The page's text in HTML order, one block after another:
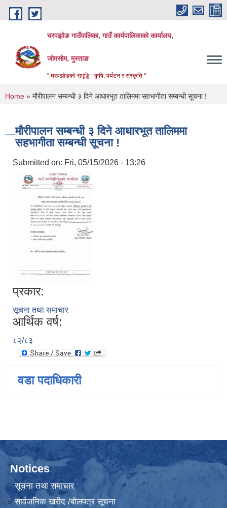
Skip to main content
घरपझोङ गाउँपालिका, गाउँ कार्यपालिकाको कार्यालय,
जोमसोम, मुस्ताङ
" घरपझोङको समृद्धि : कृषि, पर्यटन र संस्कृति "
You are here
Home » मौरीपालन सम्बन्धी ३ दिने आधारभूत तालिममा सहभागीता सम्बन्धी सूचना !
मौरीपालन सम्बन्धी ३ दिने आधारभूत तालिममा
सहभागीता सम्बन्धी सूचना !
Submitted on: Fri, 05/15/2026 - 13:26
प्रकार:
सूचना तथा समाचार
आर्थिक वर्ष:
८२/८३
वडा पदाधिकारी
Notices
सूचना तथा समाचार
सार्वजनिक खरीद /बोलपत्र सूचना